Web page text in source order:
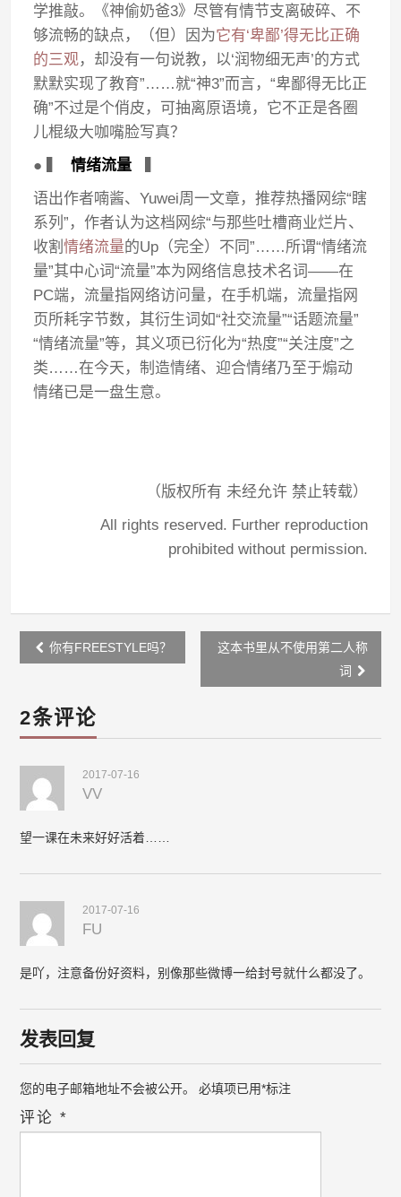
学推敲。《神偷奶爸3》尽管有情节支离破碎、不
够流畅的缺点，（但）因为它有‘卑鄙’得无比正确
的三观，却没有一句说教，以‘润物细无声’的方式
默默实现了教育”……就“神3”而言，“卑鄙得无比正
确”不过是个俏皮，可抽离原语境，它不正是各圈
儿棍级大咖嘴脸写真？
● ▍
情绪流量
语出作者喃酱、Yuwei周一文章，推荐热播网综“瞎
系列”，作者认为这档网综“与那些吐槽商业烂片、
收割情绪流量的Up（完全）不同”……所谓“情绪流
量”其中心词“流量”本为网络信息技术名词——在
PC端，流量指网络访问量，在手机端，流量指网
页所耗字节数，其衍生词如“社交流量”“话题流量”
“情绪流量”等，其义项已衍化为“热度”“关注度”之
类……在今天，制造情绪、迎合情绪乃至于煽动
情绪已是一盘生意。
（版权所有 未经允许 禁止转载）
All rights reserved. Further reproduction
prohibited without permission.
Post
navigation
你有FREESTYLE吗？
这本书里从不使用第二人称
词
2条评论
2017-07-16
VV
望一课在未来好好活着……
2017-07-16
FU
是吖，注意备份好资料，别像那些微博一给封号就什么都没了。
发表回复
您的电子邮箱地址不会被公开。 必填项已用*标注
评论*